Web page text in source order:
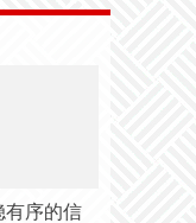
有序的信